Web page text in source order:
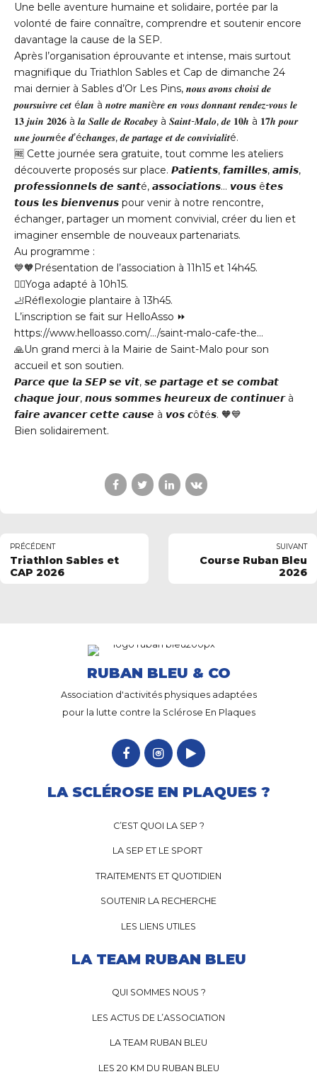
Une belle aventure humaine et solidaire, portée par la
volonté de faire connaître, comprendre et soutenir encore
davantage la cause de la SEP.
Après l’organisation éprouvante et intense, mais surtout
magnifique du Triathlon Sables et Cap de dimanche 24
mai dernier à Sables d’Or Les Pins, 𝒏𝒐𝒖𝒔 𝒂𝒗𝒐𝒏𝒔 𝒄𝒉𝒐𝒊𝒔𝒊 𝒅𝒆
𝒑𝒐𝒖𝒓𝒔𝒖𝒊𝒗𝒓𝒆 𝒄𝒆𝒕 é𝒍𝒂𝒏 à 𝒏𝒐𝒕𝒓𝒆 𝒎𝒂𝒏𝒊è𝒓𝒆 𝒆𝒏 𝒗𝒐𝒖𝒔 𝒅𝒐𝒏𝒏𝒂𝒏𝒕 𝒓𝒆𝒏𝒅𝒆𝒛-𝒗𝒐𝒖𝒔 𝒍𝒆
𝟏𝟑 𝒋𝒖𝒊𝒏 𝟐𝟎𝟐𝟔 à 𝒍𝒂 𝑺𝒂𝒍𝒍𝒆 𝒅𝒆 𝑹𝒐𝒄𝒂𝒃𝒆𝒚 à 𝑺𝒂𝒊𝒏𝒕-𝑴𝒂𝒍𝒐, 𝒅𝒆 𝟏𝟎𝒉 à 𝟏𝟕𝒉 𝒑𝒐𝒖𝒓
𝒖𝒏𝒆 𝒋𝒐𝒖𝒓𝒏é𝒆 𝒅’é𝒄𝒉𝒂𝒏𝒈𝒆𝒔, 𝒅𝒆 𝒑𝒂𝒓𝒕𝒂𝒈𝒆 𝒆𝒕 𝒅𝒆 𝒄𝒐𝒏𝒗𝒊𝒗𝒊𝒂𝒍𝒊𝒕é.
🆓 Cette journée sera gratuite, tout comme les ateliers
découverte proposés sur place. 𝙋𝙖𝙩𝙞𝙚𝙣𝙩𝙨, 𝙛𝙖𝙢𝙞𝙡𝙡𝙚𝙨, 𝙖𝙢𝙞𝙨,
𝙥𝙧𝙤𝙛𝙚𝙨𝙨𝙞𝙤𝙣𝙣𝙚𝙡𝙨 𝙙𝙚 𝙨𝙖𝙣𝙩é, 𝙖𝙨𝙨𝙤𝙘𝙞𝙖𝙩𝙞𝙤𝙣𝙨… 𝙫𝙤𝙪𝙨 ê𝙩𝙚𝙨
𝙩𝙤𝙪𝙨 𝙡𝙚𝙨 𝙗𝙞𝙚𝙣𝙫𝙚𝙣𝙪𝙨 pour venir à notre rencontre,
échanger, partager un moment convivial, créer du lien et
imaginer ensemble de nouveaux partenariats.
Au programme :
💙🧡Présentation de l’association à 11h15 et 14h45.
🧘‍♀️Yoga adapté à 10h15.
🦶Réflexologie plantaire à 13h45.
L’inscription se fait sur HelloAsso ⏩️
https://www.helloasso.com/…/saint-malo-cafe-the…
🙏Un grand merci à la Mairie de Saint-Malo pour son
accueil et son soutien.
𝙋𝙖𝙧𝙘𝙚 𝙦𝙪𝙚 𝙡𝙖 𝙎𝙀𝙋 𝙨𝙚 𝙫𝙞𝙩, 𝙨𝙚 𝙥𝙖𝙧𝙩𝙖𝙜𝙚 𝙚𝙩 𝙨𝙚 𝙘𝙤𝙢𝙗𝙖𝙩
𝙘𝙝𝙖𝙦𝙪𝙚 𝙟𝙤𝙪𝙧, 𝙣𝙤𝙪𝙨 𝙨𝙤𝙢𝙢𝙚𝙨 𝙝𝙚𝙪𝙧𝙚𝙪𝙭 𝙙𝙚 𝙘𝙤𝙣𝙩𝙞𝙣𝙪𝙚𝙧 à
𝙛𝙖𝙞𝙧𝙚 𝙖𝙫𝙖𝙣𝙘𝙚𝙧 𝙘𝙚𝙩𝙩𝙚 𝙘𝙖𝙪𝙨𝙚 à 𝙫𝙤𝙨 𝙘ô𝙩é𝙨. 🧡💙
Bien solidairement.
PRÉCÉDENT
Triathlon Sables et
CAP 2026
SUIVANT
Course Ruban Bleu
2026
RUBAN BLEU & CO
Association d'activités physiques adaptées
pour la lutte contre la Sclérose En Plaques
LA SCLÉROSE EN PLAQUES ?
C’EST QUOI LA SEP ?
LA SEP ET LE SPORT
TRAITEMENTS ET QUOTIDIEN
SOUTENIR LA RECHERCHE
LES LIENS UTILES
LA TEAM RUBAN BLEU
QUI SOMMES NOUS ?
LES ACTUS DE L’ASSOCIATION
LA TEAM RUBAN BLEU
LES 20 KM DU RUBAN BLEU